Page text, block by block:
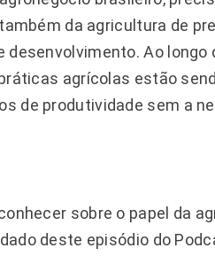
da agricultura de
Ao longo
agrícolas estão
de produtividade sem a
sobre o papel da
deste episódio do